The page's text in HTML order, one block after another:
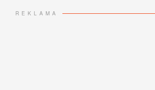
REKLAMA